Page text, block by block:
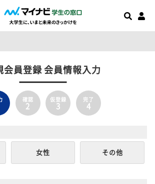
会員登録 会員情報入力
確認
2
仮登録
3
完了
4
女性 その他